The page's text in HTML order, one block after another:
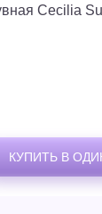
Cecilia
КУПИТЬ В